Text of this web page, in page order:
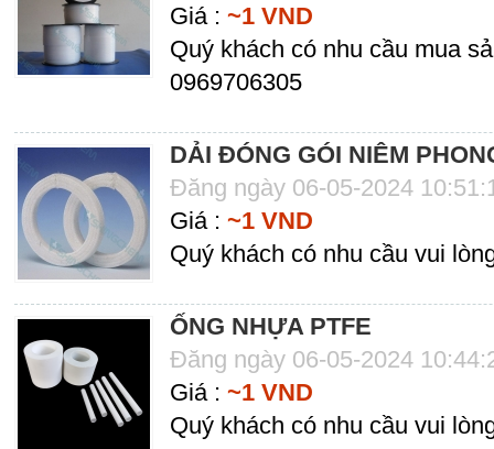
Giá : ~1 VND
Quý khách có nhu cầu mua
0969706305
DẢI ĐÓNG GÓI NIÊM
Đăng ngày 06-05-2024
Giá : ~1 VND
Quý khách có nhu cầu vui
ỐNG NHỰA PTFE
Đăng ngày 06-05-2024
Giá : ~1 VND
Quý khách có nhu cầu vui